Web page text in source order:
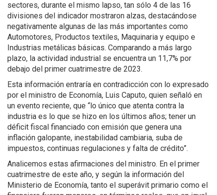
sectores, durante el mismo lapso, tan sólo 4 de las 16
divisiones del indicador mostraron alzas, destacándose
negativamente algunas de las más importantes como
Automotores, Productos textiles, Maquinaria y equipo e
Industrias metálicas básicas. Comparando a más largo
plazo, la actividad industrial se encuentra un 11,7% por
debajo del primer cuatrimestre de 2023.
Esta información entraría en contradicción con lo expresado
por el ministro de Economía, Luis Caputo, quien señaló en
un evento reciente, que “lo único que atenta contra la
industria es lo que se hizo en los últimos años; tener un
déficit fiscal financiado con emisión que genera una
inflación galopante, inestabilidad cambiaria, suba de
impuestos, continuas regulaciones y falta de crédito”.
Analicemos estas afirmaciones del ministro. En el primer
cuatrimestre de este año, y según la información del
Ministerio de Economía, tanto el superávit primario como el